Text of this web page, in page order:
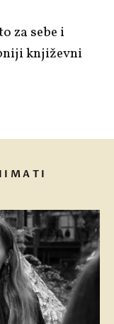
za sebe i
književni